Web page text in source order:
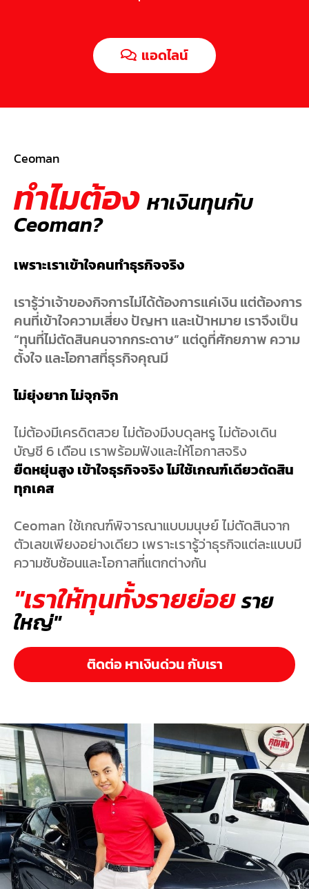
แอดไลน์
Ceoman
ทำไมต้อง หาเงินทุนกับ
Ceoman?
เพราะเราเข้าใจคนทำธุรกิจจริง
เรารู้ว่าเจ้าของกิจการไม่ได้ต้องการแค่เงิน แต่ต้องการ
คนที่เข้าใจความเสี่ยง ปัญหา และเป้าหมาย เราจึงเป็น
“ทุนที่ไม่ตัดสินคนจากกระดาษ” แต่ดูที่ศักยภาพ ความ
ตั้งใจ และโอกาสที่ธุรกิจคุณมี
ไม่ยุ่งยาก ไม่จุกจิก
ไม่ต้องมีเครดิตสวย ไม่ต้องมีงบดุลหรู ไม่ต้องเดิน
บัญชี 6 เดือน เราพร้อมฟังและให้โอกาสจริง
ยืดหยุ่นสูง เข้าใจธุรกิจจริง ไม่ใช้เกณฑ์เดียวตัดสิน
ทุกเคส
Ceoman ใช้เกณฑ์พิจารณาแบบมนุษย์ ไม่ตัดสินจาก
ตัวเลขเพียงอย่างเดียว เพราะเรารู้ว่าธุรกิจแต่ละแบบมี
ความซับซ้อนและโอกาสที่แตกต่างกัน
"เราให้ทุนทั้งรายย่อยราย
ใหญ่"
ติดต่อ หาเงินด่วน กับเรา